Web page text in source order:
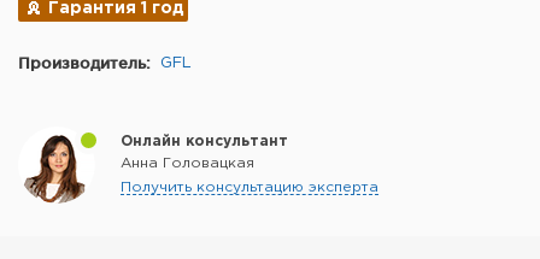
Гарантия 1 год
Производитель: GFL
Онлайн консультант
Анна Головацкая
Получить консультацию эксперта